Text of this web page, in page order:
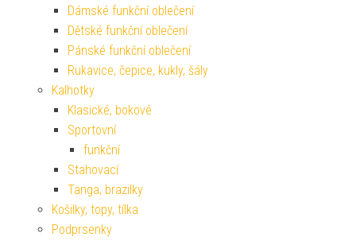
Dámské funkční oblečení
Dětské funkční oblečení
Pánské funkční oblečení
Rukavice, čepice, kukly, šály
Kalhotky
Klasické, bokové
Sportovní
funkční
Stahovací
Tanga, brazilky
Košilky, topy, tílka
Podprsenky